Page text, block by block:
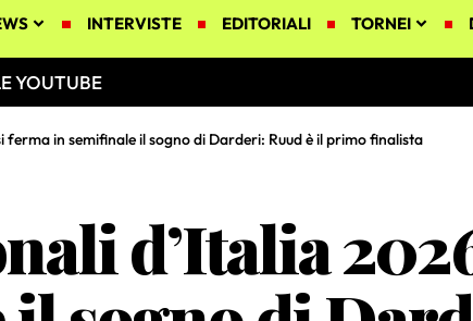
INTERVISTE EDITORIALI TORNEI
YOUTUBE
ferma in semifinale il sogno di Darderi: Ruud è il primo finalista
d’Italia